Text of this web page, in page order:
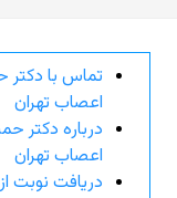
تماس با
اعصاب تهران
درباره
اعصاب تهران
دریافت نوبت